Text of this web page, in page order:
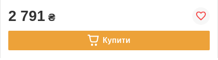
2 791 ₴
Купити